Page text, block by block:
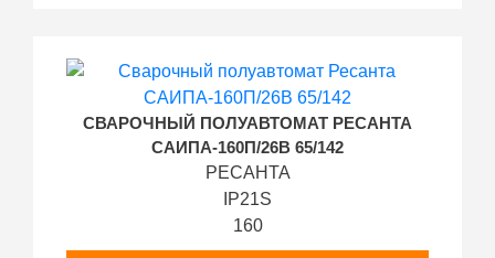
СВАРОЧНЫЙ ПОЛУАВТОМАТ РЕСАНТА
САИПА-160П/26В 65/142
РЕСАНТА
IP21S
160